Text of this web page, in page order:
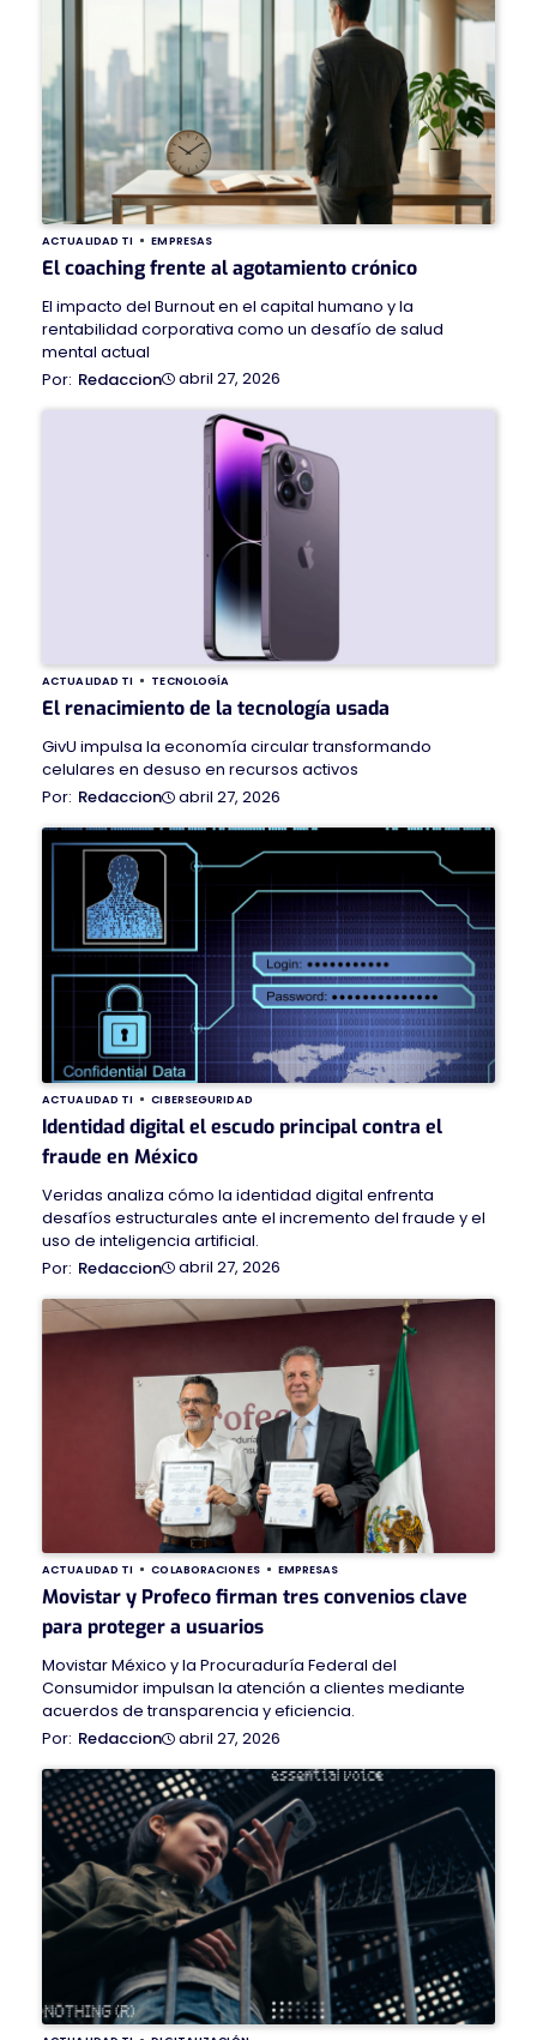
ACTUALIDAD TI EMPRESAS
El coaching frente al agotamiento crónico
El impacto del Burnout en el capital humano y la
rentabilidad corporativa como un desafío de salud
mental actual
Redaccion
abril 27, 2026
ACTUALIDAD TI TECNOLOGÍA
El renacimiento de la tecnología usada
GivU impulsa la economía circular transformando
celulares en desuso en recursos activos
Redaccion
abril 27, 2026
ACTUALIDAD TI CIBERSEGURIDAD
Identidad digital el escudo principal contra el
fraude en México
Veridas analiza cómo la identidad digital enfrenta
desafíos estructurales ante el incremento del fraude y el
uso de inteligencia artificial.
Redaccion
abril 27, 2026
ACTUALIDAD TI COLABORACIONES EMPRESAS
Movistar y Profeco firman tres convenios clave
para proteger a usuarios
Movistar México y la Procuraduría Federal del
Consumidor impulsan la atención a clientes mediante
acuerdos de transparencia y eficiencia.
Redaccion
abril 27, 2026